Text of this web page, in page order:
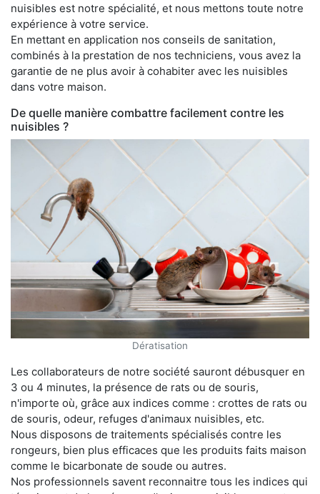
nuisibles est notre spécialité, et nous mettons toute notre
expérience à votre service.
En mettant en application nos conseils de sanitation,
combinés à la prestation de nos techniciens, vous avez la
garantie de ne plus avoir à cohabiter avec les nuisibles
dans votre maison.
De quelle manière combattre facilement contre les
nuisibles ?
Dératisation
Les collaborateurs de notre société sauront débusquer en
3 ou 4 minutes, la présence de rats ou de souris,
n'importe où, grâce aux indices comme : crottes de rats ou
de souris, odeur, refuges d'animaux nuisibles, etc.
Nous disposons de traitements spécialisés contre les
rongeurs, bien plus efficaces que les produits faits maison
comme le bicarbonate de soude ou autres.
Nos professionnels savent reconnaitre tous les indices qui